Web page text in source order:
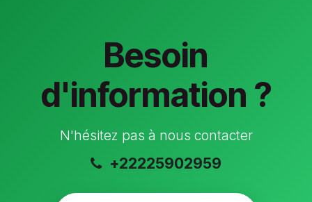
Besoin
d'information ?
N'hésitez pas à nous contacter
+22225902959